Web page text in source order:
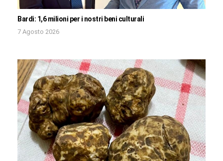
Bardi: 1,6 milioni per i nostri beni culturali
7 Agosto 2026